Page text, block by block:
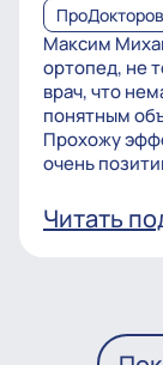
ПроДокторов
Максим
ортопед, не
врач, что
понятным
Прохожу
очень
Читать